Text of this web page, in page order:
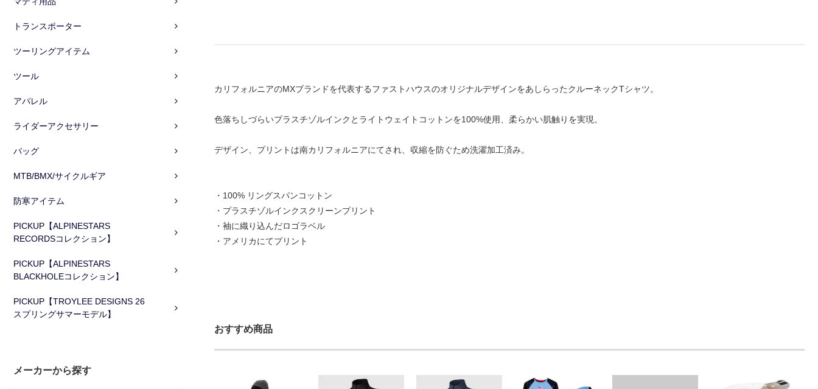
トランスポーター
ツーリングアイテム
ツール
アパレル
ライダーアクセサリー
バッグ
MTB/BMX/サイクルギア
防寒アイテム
PICKUP【ALPINESTARS
RECORDSコレクション】
PICKUP【ALPINESTARS
BLACKHOLEコレクション】
PICKUP【TROYLEE DESIGNS 26
スプリングサマーモデル】
メーカーから探す
カリフォルニアのMXブランドを代表するファストハウスのオリジナルデザインをあしらったクルーネックTシャツ。
色落ちしづらいプラスチゾルインクとライトウェイトコットンを100%使用、柔らかい肌触りを実現。
デザイン、プリントは南カリフォルニアにてされ、収縮を防ぐため洗濯加工済み。
・100% リングスパンコットン
・プラスチゾルインクスクリーンプリント
・袖に織り込んだロゴラベル
・アメリカにてプリント
おすすめ商品